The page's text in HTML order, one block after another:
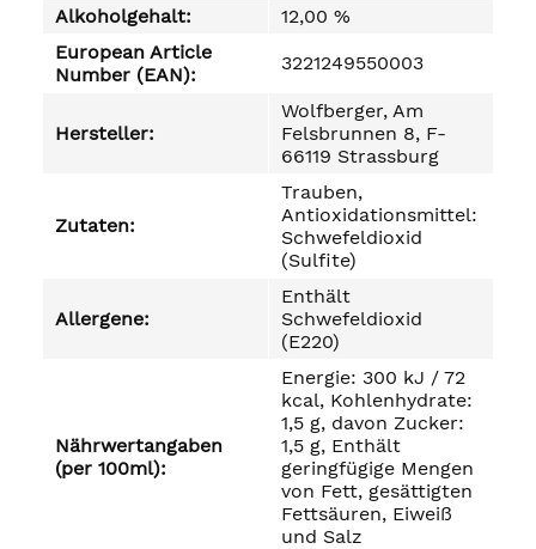
Alkoholgehalt:
12,00 %
European Article
Number (EAN):
3221249550003
Hersteller:
Wolfberger, Am
Felsbrunnen 8, F-
66119 Strassburg
Zutaten:
Trauben,
Antioxidationsmittel:
Schwefeldioxid
(Sulfite)
Allergene:
Enthält
Schwefeldioxid
(E220)
Nährwertangaben
(per 100ml):
Energie: 300 kJ / 72
kcal, Kohlenhydrate:
1,5 g, davon Zucker:
1,5 g, Enthält
geringfügige Mengen
von Fett, gesättigten
Fettsäuren, Eiweiß
und Salz